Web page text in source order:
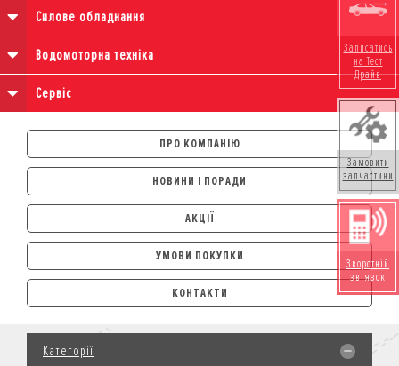
Силове обладнання
Водомоторна техніка
Сервіс
ПРО КОМПАНІЮ
НОВИНИ І ПОРАДИ
АКЦІЇ
УМОВИ ПОКУПКИ
АВТОМОБІЛІ
ЛІЗИНГ
КРЕДИТ
СТРАХУВАННЯ
КОНТАКТИ
Записатись
на Тест
Драйв
Замовити
запчастини
Зворотній
зв'язок
Категорії